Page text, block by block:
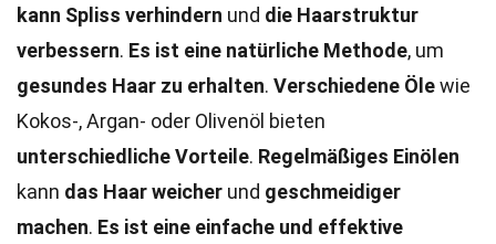
kann Spliss verhindern und die Haarstruktur
verbessern. Es ist eine natürliche Methode, um
gesundes Haar zu erhalten. Verschiedene Ölewie
Kokos-, Argan- oder Olivenöl bieten
unterschiedliche Vorteile. Regelmäßiges Einölen
kann das Haar weicher und geschmeidiger
machen. Es ist eine einfache und effektive